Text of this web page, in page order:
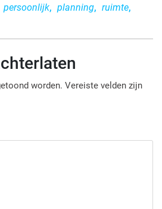
persoonlijk, planning, ruimte,
worden. Vereiste velden zijn